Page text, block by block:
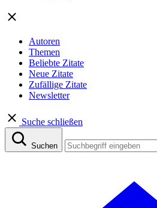
Autoren
Themen
Beliebte Zitate
Neue Zitate
Zufällige Zitate
Newsletter
Suche schließen
Suchen